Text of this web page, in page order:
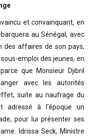
et convainquant, en
au Sénégal, avec
des affaires de son pays,
emploi des jeunes, en
que Monsieur Djibril
avec les autorités
suite au naufrage du
à l’époque un
pour lui présenter ses
Idrissa Seck, Ministre